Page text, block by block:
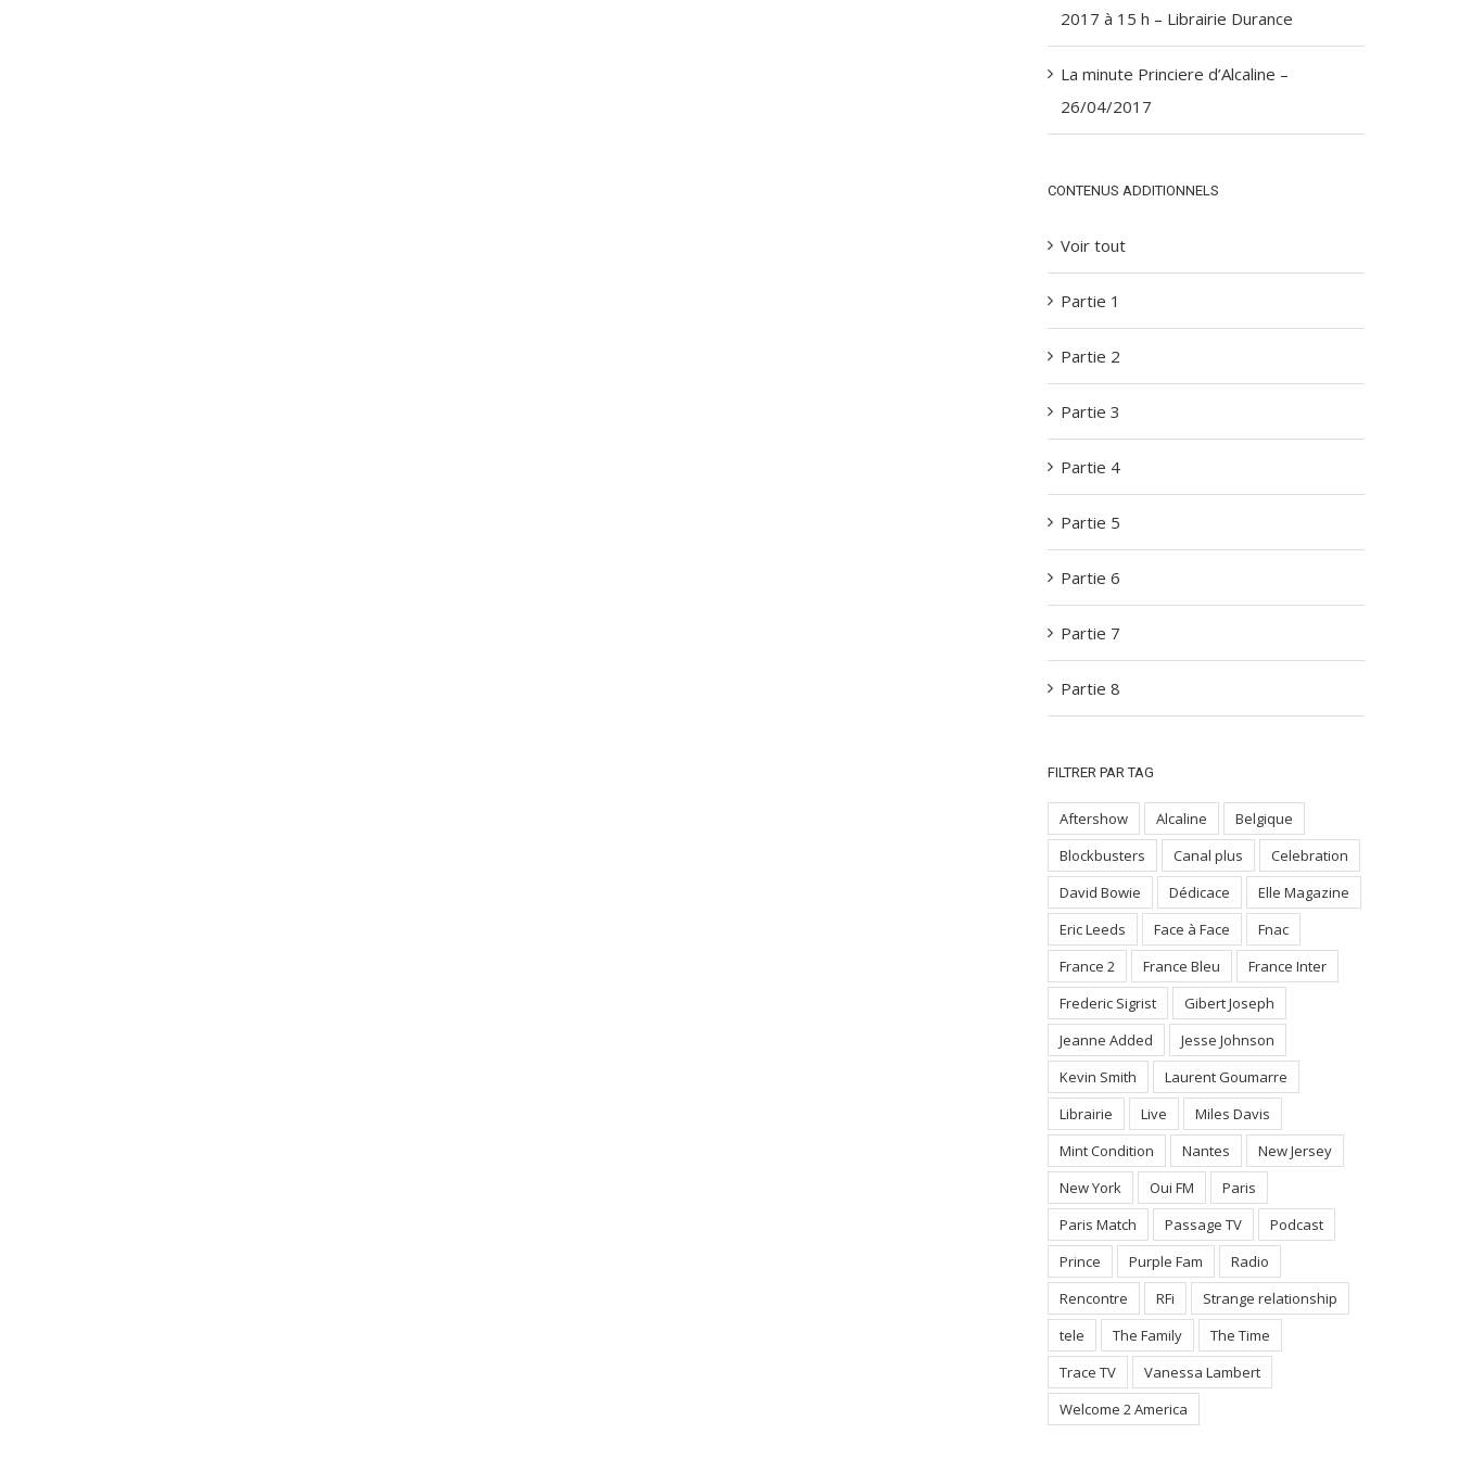
2017 à 15 h – Librairie Durance
La minute Princiere d’Alcaline –
26/04/2017
CONTENUS ADDITIONNELS
Voir tout
Partie 1
Partie 2
Partie 3
Partie 4
Partie 5
Partie 6
Partie 7
Partie 8
FILTRER PAR TAG
Aftershow Alcaline
Belgique
Blockbusters
Canal plus
Celebration
David Bowie
Dédicace
Elle Magazine
Eric Leeds
Face à Face
Fnac
France 2
France Bleu
France Inter
Frederic Sigrist
Gibert Joseph
Jeanne Added
Jesse Johnson
Kevin Smith
Laurent Goumarre
Librairie
Live
Miles Davis
Mint Condition
Nantes
New Jersey
New York
Oui FM
Paris
Paris Match
Passage TV
Podcast
Prince
Purple Fam
Radio
Rencontre
RFi
Strange relationship
tele
The Family
The Time
Trace TV
Vanessa Lambert
Welcome 2 America